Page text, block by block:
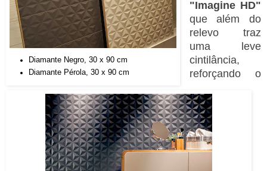
Diamante Negro, 30 x 90 cm
Diamante Pérola, 30 x 90 cm
"Imagine HD"
que além do
relevo traz
uma leve
cintilância,
reforçando o